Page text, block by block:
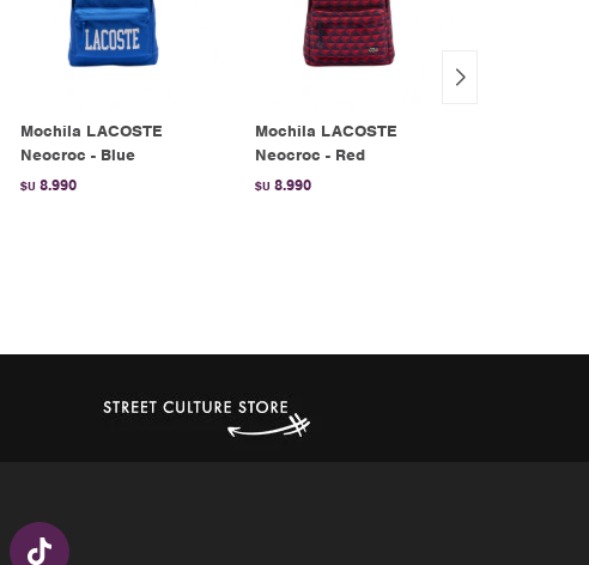
Mochila LACOSTE
Neocroc - Blue
$U 8.990
Mochila LACOSTE
Neocroc - Red
$U 8.990